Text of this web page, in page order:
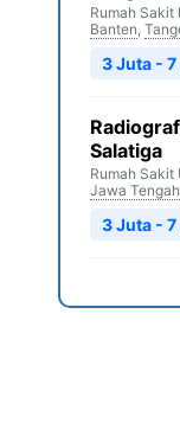
Rumah Sakit
Banten,
3 Juta -
Salatiga
Rumah Sakit
Jawa Tengah
3 Juta -